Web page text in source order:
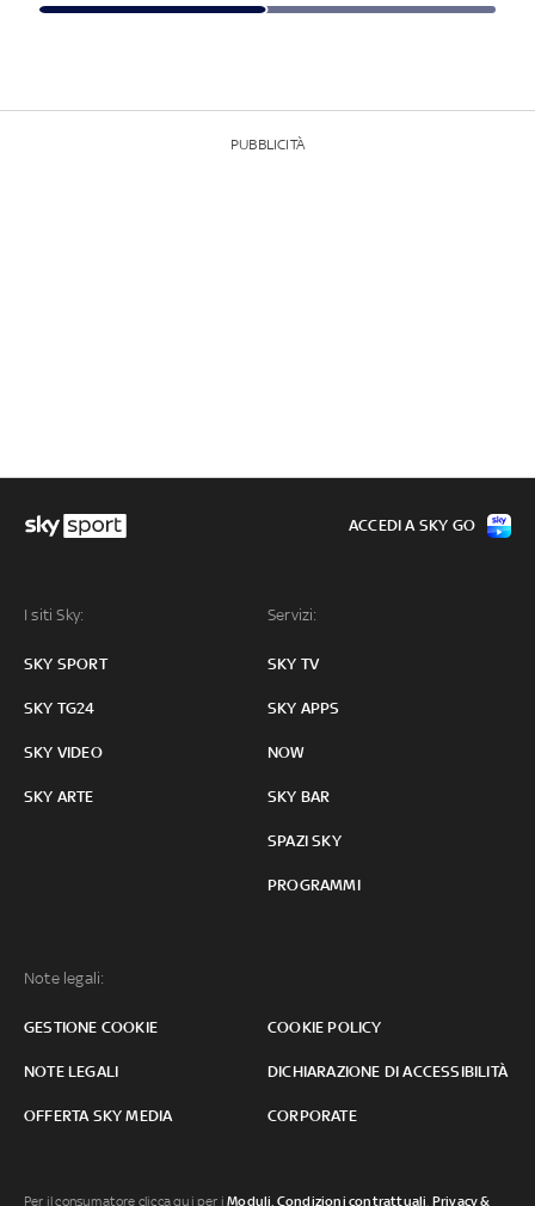
PUBBLICITÀ
I siti Sky:
SKY SPORT
SKY TG24
SKY VIDEO
SKY ARTE
Servizi:
SKY TV
SKY APPS
NOW
SKY BAR
SPAZI SKY
PROGRAMMI
Note legali:
GESTIONE COOKIE COOKIE POLICY
NOTE LEGALI DICHIARAZIONE DI ACCESSIBILITÀ
OFFERTA SKY MEDIA CORPORATE
ACCEDI A SKY GO
Per il consumatore clicca qui per iModuli, Condizioni contrattuali, Privacy &